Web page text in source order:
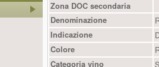
Zona DOC secondaria
Denominazione
Indicazione
Colore
Categoria vino